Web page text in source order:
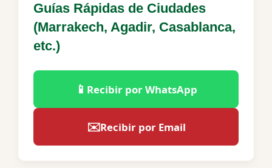
Guías Rápidas de Ciudades
(Marrakech, Agadir, Casablanca,
etc.)
📱 Recibir por WhatsApp
✉️Recibir por Email